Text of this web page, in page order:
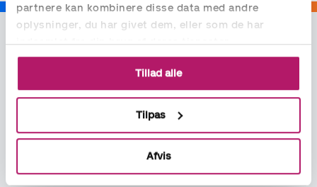
partnere kan kombinere disse data med andre
oplysninger, du har givet dem, eller som de har
indsamlet fra din brug af deres tjenester.
Tillad alle
Tilpas
Afvis
Lønadministration